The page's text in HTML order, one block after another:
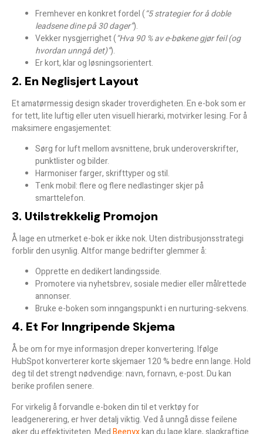
Fremhever en konkret fordel (“5 strategier for å doble
leadsene dine på 30 dager”).
Vekker nysgjerrighet (“Hva 90 % av e-bøkene gjør feil (og
hvordan unngå det)”).
Er kort, klar og løsningsorientert.
2. En Neglisjert Layout
Et amatørmessig design skader troverdigheten. En e-bok som er
for tett, lite luftig eller uten visuell hierarki, motvirker lesing. For å
maksimere engasjementet:
Sørg for luft mellom avsnittene, bruk underoverskrifter,
punktlister og bilder.
Harmoniser farger, skrifttyper og stil.
Tenk mobil: flere og flere nedlastinger skjer på
smarttelefon.
3. Utilstrekkelig Promojon
Å lage en utmerket e-bok er ikke nok. Uten distribusjonsstrategi
forblir den usynlig. Altfor mange bedrifter glemmer å:
Opprette en dedikert landingsside.
Promotere via nyhetsbrev, sosiale medier eller målrettede
annonser.
Bruke e-boken som inngangspunkt i en nurturing-sekvens.
4. Et For Inngripende Skjema
Å be om for mye informasjon dreper konvertering. Ifølge
HubSpot konverterer korte skjemaer 120 % bedre enn lange. Hold
deg til det strengt nødvendige: navn, fornavn, e-post. Du kan
berike profilen senere.
For virkelig å forvandle e-boken din til et verktøy for
leadgenerering, er hver detalj viktig. Ved å unngå disse feilene